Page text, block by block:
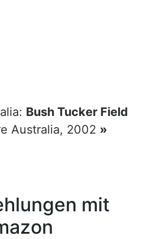
Bush Tucker Field
Australia, 2002 »
mit